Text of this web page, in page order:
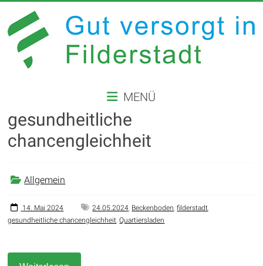
Inhalt
springen
VERSORGT
IN
FILDERSTADT
Website
Stadt
Filderstadt
MENÜ
gesundheitliche
chancengleichheit
Allgemein
14. Mai 2024 24.05.2024, Beckenboden,filderstadt,
gesundheitliche chancengleichheit,Quartiersladen